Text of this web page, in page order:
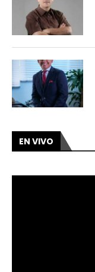
EN VIVO